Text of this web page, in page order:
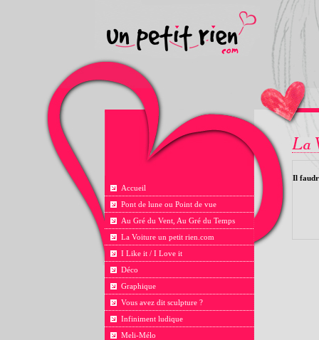
Accueil
Pont de lune ou Point de vue
Au Gré du Vent, Au Gré du Temps
La Voiture un petit rien.com
I Like it / I Love it
Déco
Graphique
Vous avez dit sculpture ?
Infiniment ludique
Meli-Mélo
Il